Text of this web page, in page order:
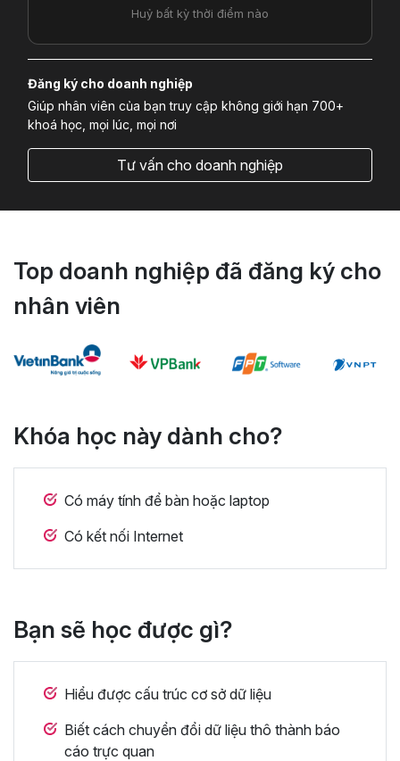
Huỷ bất kỳ thời điểm nào
Đăng ký cho doanh nghiệp
Giúp nhân viên của bạn truy cập không giới hạn 700+
khoá học, mọi lúc, mọi nơi
Tư vấn cho doanh nghiệp
Top doanh nghiệp đã đăng ký cho
nhân viên
Khóa học này dành cho?
Có máy tính để bàn hoặc laptop
Có kết nối Internet
Bạn sẽ học được gì?
Hiểu được cấu trúc cơ sở dữ liệu
Biết cách chuyển đổi dữ liệu thô thành báo
cáo trực quan